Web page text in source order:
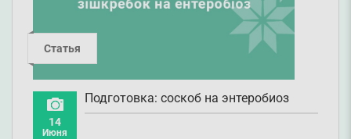
Статья
14
Июня
Подготовка: соскоб на энтеробиоз